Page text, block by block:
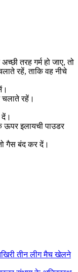
तरह गर्म हो जाए, तो
रहें, ताकि वह नीचे
रहें।
इलायची पाउडर
गैस बंद कर दें।
तीन लीग मैच खेलने